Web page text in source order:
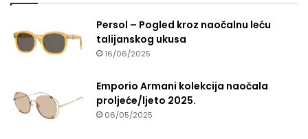
Persol – Pogled kroz naočalnu leću
talijanskog ukusa
16/06/2025
Emporio Armani kolekcija naočala
proljeće/ljeto 2025.
06/05/2025